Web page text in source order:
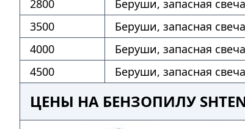
2800
Беруши, запасная
3500
Беруши, запасная
4000
Беруши, запасная
4500
Беруши, запасная
ЦЕНЫ НА БЕНЗОПИЛУ